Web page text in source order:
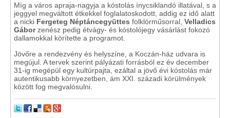
Míg a város apraja-nagyja a kóstolás ínycsiklandó illatával, s a
jeggyel megváltott étkekkel foglalatoskodott, addig ez idő alatt
a nicki Fergeteg Néptáncegyüttes folklórműsorral, Velladics
Gáborzenész pedig étvágy- és kóstolójegy vásárlást fokozó
dallamokkal körítette a programot.
Jövőre a rendezvény és helyszíne, a Koczán-ház udvara is
megújul. A tervek szerint pályázati forrásból ez év december
31-ig megépül egy kultúrpajta, ezáltal a jövő évi kóstolás már
autentikusabb környezetben, ám XXI. századi körülmények
között fog megvalósulni.